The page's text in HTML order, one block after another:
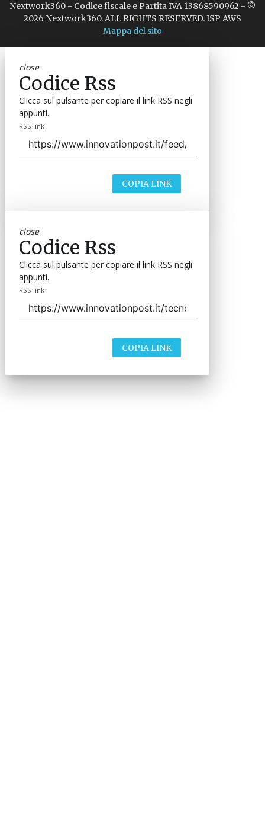
Nextwork360 - Codice fiscale e Partita IVA 13868590962 - ©
2026 Nextwork360. ALL RIGHTS RESERVED. ISP AWS
Mappa del sito
close
Codice Rss
Clicca sul pulsante per copiare il link RSS negli
appunti.
RSS link
COPIA LINK
close
Codice Rss
Clicca sul pulsante per copiare il link RSS negli
appunti.
RSS link
COPIA LINK